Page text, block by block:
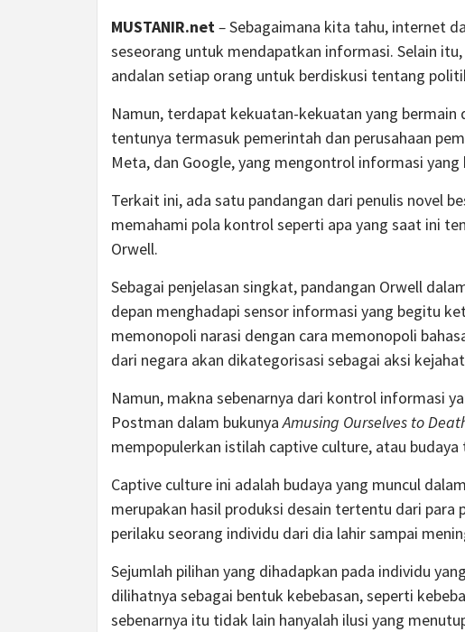
MUSTANIR.net –Sebagaimana kita tahu, internet
seseorang untuk mendapatkan informasi. Selain
andalan setiap orang untuk berdiskusi tentang
Namun, terdapat kekuatan-kekuatan yang
tentunya termasuk pemerintah dan perusahaan
Meta, dan Google, yang mengontrol informasi
Terkait ini, ada satu pandangan dari penulis novel
memahami pola kontrol seperti apa yang saat ini
Orwell.
Sebagai penjelasan singkat, pandangan Orwell
depan menghadapi sensor informasi yang begitu
memonopoli narasi dengan cara memonopoli
dari negara akan dikategorisasi sebagai aksi
Namun, makna sebenarnya dari kontrol informasi
Postman dalam bukunyaAmusing Ourselves to
mempopulerkan istilah captive culture, atau budaya
Captive culture ini adalah budaya yang muncul
merupakan hasil produksi desain tertentu dari para
perilaku seorang individu dari dia lahir sampai
Sejumlah pilihan yang dihadapkan pada individu
dilihatnya sebagai bentuk kebebasan, seperti
sebenarnya itu tidak lain hanyalah ilusi yang